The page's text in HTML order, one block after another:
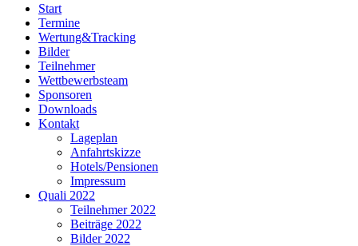
Start
Termine
Wertung&Tracking
Bilder
Teilnehmer
Wettbewerbsteam
Sponsoren
Downloads
Kontakt
Lageplan
Anfahrtskizze
Hotels/Pensionen
Impressum
Quali 2022
Teilnehmer 2022
Beiträge 2022
Bilder 2022